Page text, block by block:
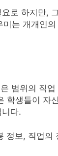
로 하지만,
는 개개인
범위의 직
학생들이 자
다.
정보, 직업의